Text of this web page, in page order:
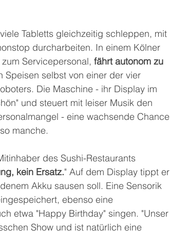
Tabletts gleichzeitig schleppen, mit
durcharbeiten. In einem Kölner
zum Servicepersonal, fährt autonom zu
Speisen selbst von einer der vier
Die Maschine - ihr Display im
und steuert mit leiser Musik den
- eine wachsende Chance
manche.
des Sushi-Restaurants
kein Ersatz." Auf dem Display tippt er
Akku sausen soll. Eine Sensorik
ebenso eine
etwa "Happy Birthday" singen. "Unser
Show und ist natürlich eine